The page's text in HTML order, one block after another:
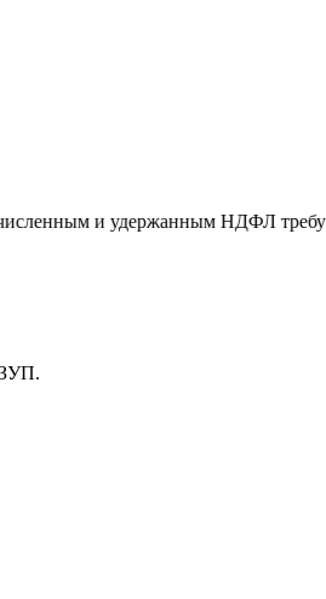
и удержанным НДФЛ требуют
ЗУП.